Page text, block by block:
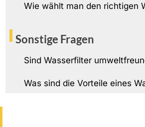
Wie wählt man den richtigen
Sonstige Fragen
Sind Wasserfilter
Was sind die Vorteile eines